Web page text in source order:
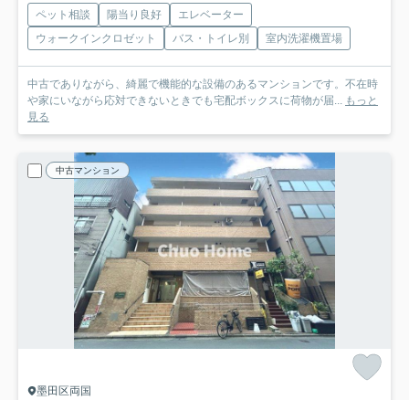
ペット相談 陽当り良好
エレベーター
ウォークインクロゼット
バス・トイレ別 室内洗濯機置場
中古でありながら、綺麗で機能的な設備のあるマンションです。不在時
や家にいながら応対できないときでも宅配ボックスに荷物が届... もっと
見る
中古マンション
墨田区両国